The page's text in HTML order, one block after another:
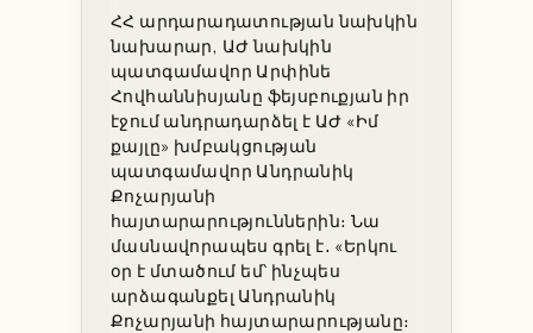
ՀՀ արդարադատության նախկին
նախարար, ԱԺ նախկին
պատգամավոր Արփինե
Հովհաննիսյանը ֆեյսբուքյան իր
էջում անդրադարձել է ԱԺ «Իմ
քայլը» խմբակցության
պատգամավոր Անդրանիկ
Քոչարյանի
հայտարարություններին։ Նա
մասնավորապես գրել է․ «Երկու
օր է մտածում եմ՝ ինչպես
արձագանքել Անդրանիկ
Քոչարյանի հայտարարությանը։